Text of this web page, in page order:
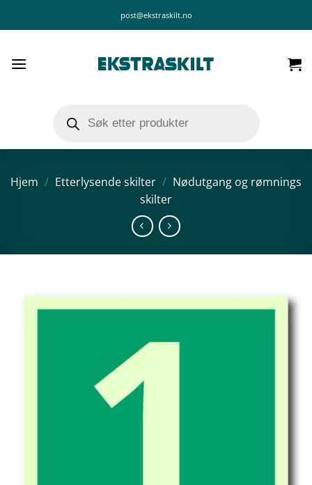
post@ekstraskilt.no
search
Hjem / Etterlysende skilter / Nødutgang og rømnings
skilter